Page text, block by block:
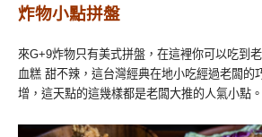
炸物小點拼盤
來G+9炸物只有美式拼盤，在這裡你可以吃到
血糕 甜不辣，這台灣經典在地小吃經過老闆的
增，這天點的這幾樣都是老闆大推的人氣小點。